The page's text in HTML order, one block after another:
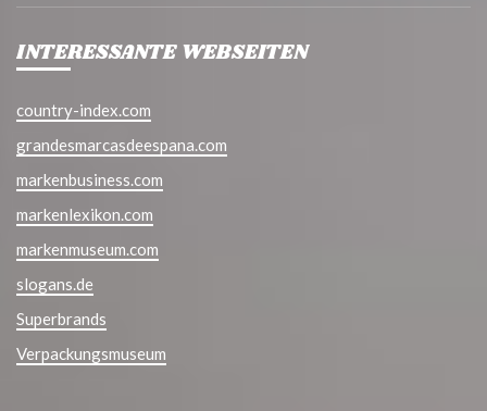
INTERESSANTE WEBSEITEN
country-index.com
grandesmarcasdeespana.com
markenbusiness.com
markenlexikon.com
markenmuseum.com
slogans.de
Superbrands
Verpackungsmuseum